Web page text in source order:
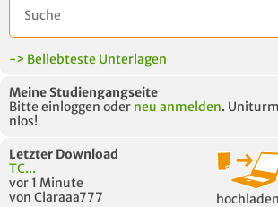
-> Beliebteste Unterlagen
Meine Studiengangseite
Bitte einloggen oder neu anmelden.
nlos!
Letzter Download
TC...
vor 1 Minute
von Claraaa777